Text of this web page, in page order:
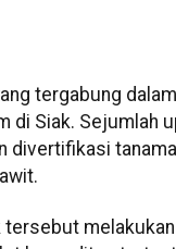
tergabung
di Siak. Sejumlah
divertifikasi
tersebut